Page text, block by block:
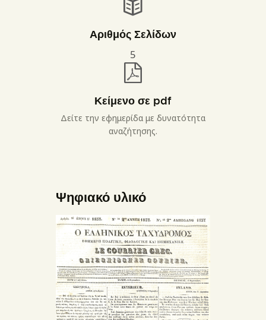
Αριθμός Σελίδων
5
Κείμενο σε pdf
Δείτε την εφημερίδα με δυνατότητα
αναζήτησης.
Ψηφιακό υλικό